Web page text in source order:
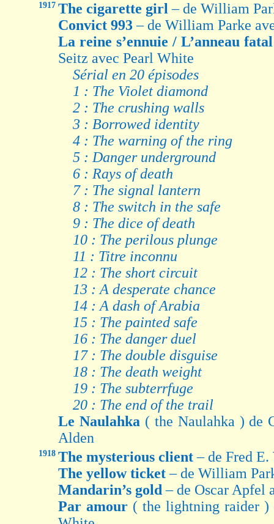
1917 The cigarette girl– de William
Convict 993– de William Parke
La reine s’ennuie / L’anneau
Seitz avec Pearl White
Sérial en 20 épisodes
1 : The Violet diamond
2 : The crushing walls
3 : Borrowed identity
4 : The warning of the ring
5 : Danger underground
6 : Rays of death
7 : The signal lantern
8 : The switch in the safe
9 : The dice of death
10 : The perilous plunge
11 : Titre inconnu
12 : The short circuit
13 : A desperate chance
14 : A dash of Arabia
15 : The painted safe
16 : The danger duel
17 : The double disguise
18 : The death weight
19 : The subterrfuge
20 : The end of the trail
Le Naulahka ( the Naulahka ) de
Alden
1918 The mysterious client– de Fred
The yellow ticket– de William
Mandarin’s gold– de Oscar Apfel
Par amour ( the lightning raider )